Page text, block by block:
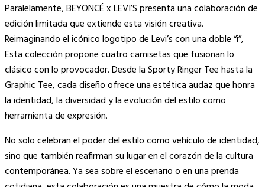
Paralelamente, BEYONCÉ x LEVI’S presenta una colaboración de
edición limitada que extiende esta visión creativa.
Reimaginando el icónico logotipo de Levi’s con una doble “i”,
Esta colección propone cuatro camisetas que fusionan lo
clásico con lo provocador. Desde la Sporty Ringer Tee hasta la
Graphic Tee, cada diseño ofrece una estética audaz que honra
la identidad, la diversidad y la evolución del estilo como
herramienta de expresión.
No solo celebran el poder del estilo como vehículo de identidad,
sino que también reafirman su lugar en el corazón de la cultura
contemporánea. Ya sea sobre el escenario o en una prenda